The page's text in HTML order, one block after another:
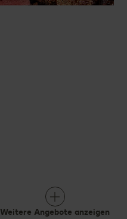
Weitere Angebote anzeigen